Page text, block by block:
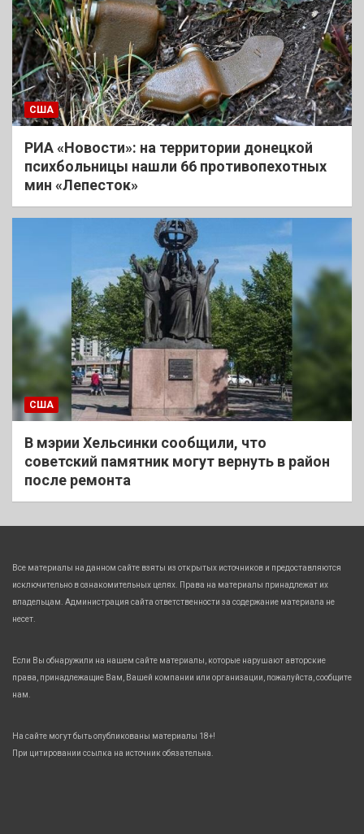
США
РИА «Новости»: на территории донецкой
психбольницы нашли 66 противопехотных
мин «Лепесток»
США
В мэрии Хельсинки сообщили, что
советский памятник могут вернуть в район
после ремонта
Все материалы на данном сайте взяты из открытых источников и предоставляются
исключительно в ознакомительных целях. Права на материалы принадлежат их
владельцам. Администрация сайта ответственности за содержание материала не
несет.
Если Вы обнаружили на нашем сайте материалы, которые нарушают авторские
права, принадлежащие Вам, Вашей компании или организации, пожалуйста, сообщите
нам.
На сайте могут быть опубликованы материалы 18+!
При цитировании ссылка на источник обязательна.